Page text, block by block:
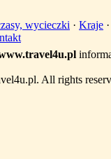
wycieczki · Kraje
All rights